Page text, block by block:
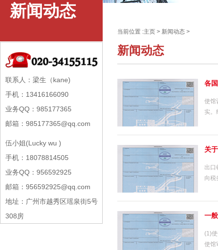
新闻动态
联系人：梁生（kane)
手机：13416166090
业务QQ：985177365
邮箱：985177365@qq.com
伍小姐(Lucky wu )
手机：18078814505
业务QQ：956592925
邮箱：956592925@qq.com
地址：广州市越秀区瑶泉街5号
308房
当前位置 :主页 > 新闻动态 >
新闻动态
各
使馆
实。
关
出口
向税
一
(1)
使馆